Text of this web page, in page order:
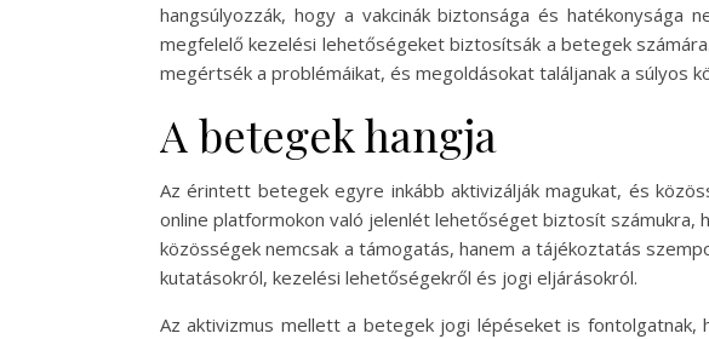
hangsúlyozzák, hogy a vakcinák biztonsága és
megfelelő kezelési lehetőségeket biztosítsák a betegek
megértsék a problémáikat, és megoldásokat találjanak a súlyos
A betegek hangja
Az érintett betegek egyre inkább aktivizálják magukat, és
online platformokon való jelenlét lehetőséget biztosít számukra,
közösségek nemcsak a támogatás, hanem a tájékoztatás
kutatásokról, kezelési lehetőségekről és jogi eljárásokról.
Az aktivizmus mellett a betegek jogi lépéseket is fontolgatnak,